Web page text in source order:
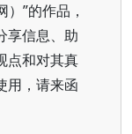
”的作品，
享信息、助
点和对其真
用，请来函